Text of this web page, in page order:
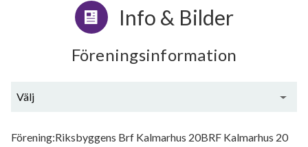
Info & Bilder
Föreningsinformation
Välj
Förening:Riksbyggens Brf Kalmarhus 20BRF Kalmarhus 20